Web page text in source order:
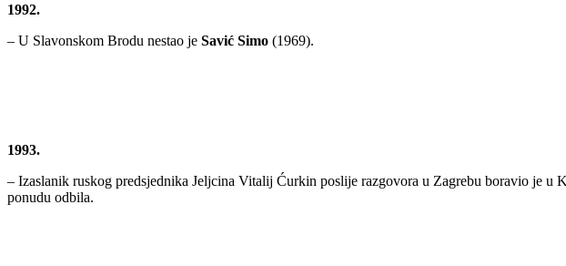
1992.
– U Slavonskom Brodu nestao je Savić Simo (1969).
1993.
– Izaslanik ruskog predsjednika Jeljcina Vitalij Ćurkin poslije razgovora u Zagrebu boravio je
ponudu odbila.